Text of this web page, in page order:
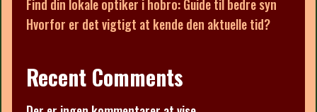
Find din lokale optiker i hobro: Guide til bedre syn
Hvorfor er det vigtigt at kende den aktuelle tid?
Recent Comments